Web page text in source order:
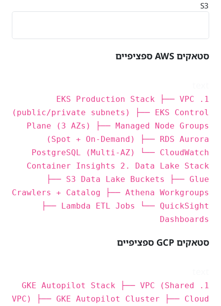
S3
סטאקים AWS ספציפיים
1. EKS Production Stack ├── VPC
(public/private subnets) ├── EKS Control
Plane (3 AZs) ├── Managed Node Groups
(Spot + On-Demand) ├── RDS Aurora
PostgreSQL (Multi-AZ) └── CloudWatch
Container Insights 2. Data Lake Stack
├── S3 Data Lake Buckets ├── Glue
Crawlers + Catalog ├── Athena Workgroups
├── Lambda ETL Jobs └── QuickSight
Dashboards
סטאקים GCP ספציפיים
1. GKE Autopilot Stack ├── VPC (Shared
VPC) ├── GKE Autopilot Cluster ├── Cloud